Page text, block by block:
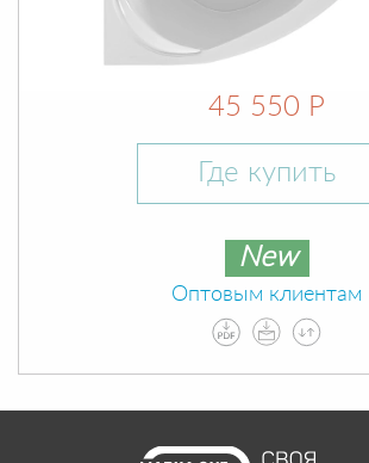
45 550 Р
Где купить
New
Оптовым клиентам